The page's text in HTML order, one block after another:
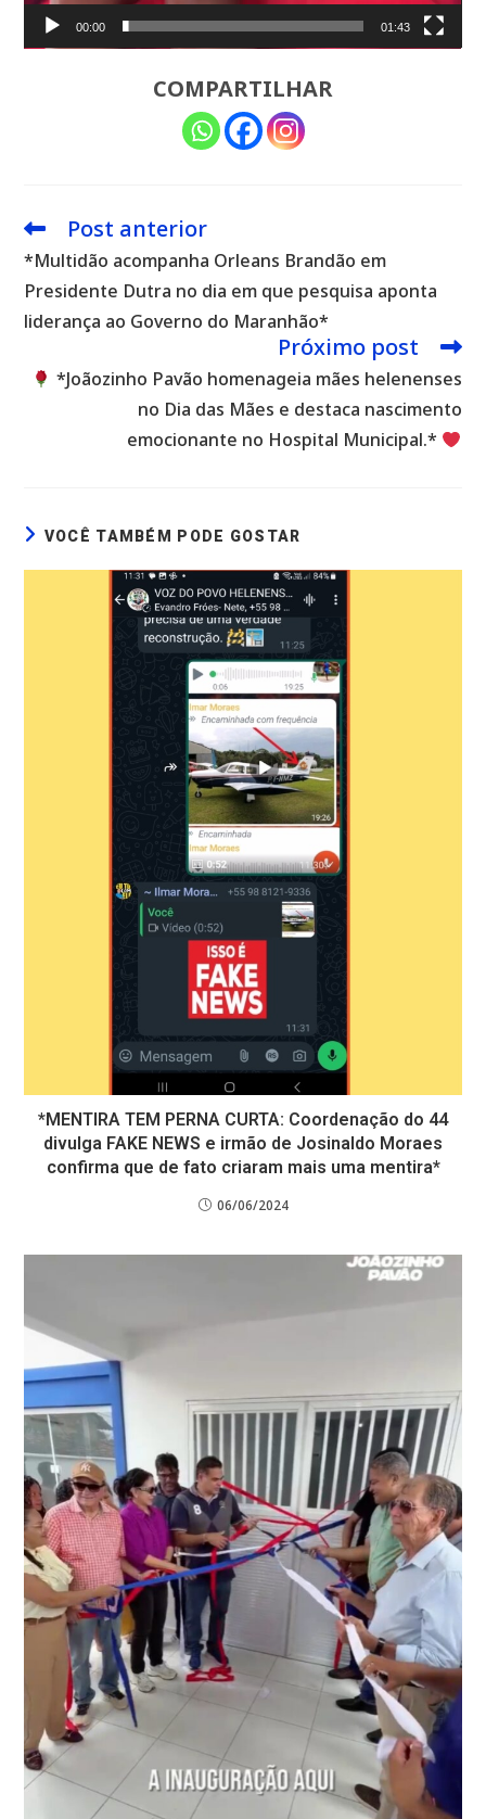
00:00 01:43
COMPARTILHAR
Leia
artigos
Post anterior
*Multidão acompanha Orleans Brandão em
Presidente Dutra no dia em que pesquisa aponta
liderança ao Governo do Maranhão*
Próximo post
*Joãozinho Pavão homenageia mães helenenses
no Dia das Mães e destaca nascimento
emocionante no Hospital Municipal.*
VOCÊ TAMBÉM PODE GOSTAR
*MENTIRA TEM PERNA CURTA: Coordenação do 44
divulga FAKE NEWS e irmão de Josinaldo Moraes
confirma que de fato criaram mais uma mentira*
06/06/2024